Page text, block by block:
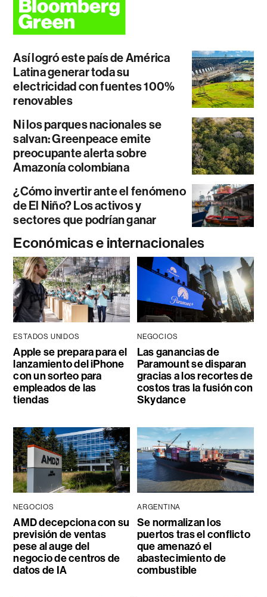
Así logró este país de América
Latina generar toda su
electricidad con fuentes 100%
renovables
Ni los parques nacionales se
salvan: Greenpeace emite
preocupante alerta sobre
Amazonía colombiana
¿Cómo invertir ante el fenómeno
de El Niño? Los activos y
sectores que podrían ganar
Económicas e internacionales
ESTADOS UNIDOS
Apple se prepara para el
lanzamiento del iPhone
con un sorteo para
empleados de las
tiendas
NEGOCIOS
Las ganancias de
Paramount se disparan
gracias a los recortes de
costos tras la fusión con
Skydance
NEGOCIOS
AMD decepciona con su
previsión de ventas
pese al auge del
negocio de centros de
datos de IA
ARGENTINA
Se normalizan los
puertos tras el conflicto
que amenazó el
abastecimiento de
combustible